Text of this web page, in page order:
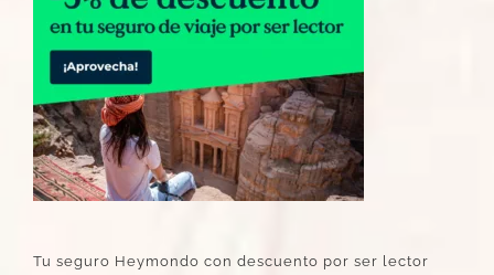
Tu seguro Heymondo con descuento por ser lector